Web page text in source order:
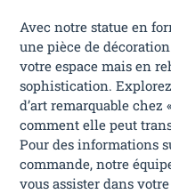
Avec notre statue en
une pièce de
votre espace mais en
sophistication.
d’art remarquable chez
comment elle peut
Pour des informations
commande, notre
vous assister dans